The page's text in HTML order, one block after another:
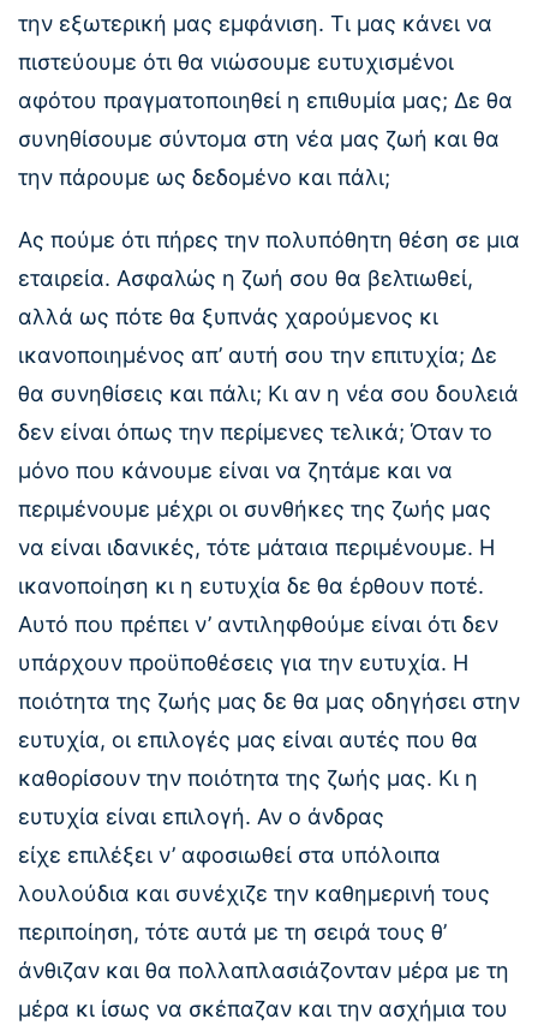
την εξωτερική μας εμφάνιση. Τι μας κάνει να
πιστεύουμε ότι θα νιώσουμε ευτυχισμένοι
αφότου πραγματοποιηθεί η επιθυμία μας; Δε θα
συνηθίσουμε σύντομα στη νέα μας ζωή και θα
την πάρουμε ως δεδομένο και πάλι;
Ας πούμε ότι πήρες την πολυπόθητη θέση σε μια
εταιρεία. Ασφαλώς η ζωή σου θα βελτιωθεί,
αλλά ως πότε θα ξυπνάς χαρούμενος κι
ικανοποιημένος απ’ αυτή σου την επιτυχία; Δε
θα συνηθίσεις και πάλι; Κι αν η νέα σου δουλειά
δεν είναι όπως την περίμενες τελικά; Όταν το
μόνο που κάνουμε είναι να ζητάμε και να
περιμένουμε μέχρι οι συνθήκες της ζωής μας
να είναι ιδανικές, τότε μάταια περιμένουμε. Η
ικανοποίηση κι η ευτυχία δε θα έρθουν ποτέ.
Αυτό που πρέπει ν’ αντιληφθούμε είναι ότι δεν
υπάρχουν προϋποθέσεις για την ευτυχία. Η
ποιότητα της ζωής μας δε θα μας οδηγήσει στην
ευτυχία, οι επιλογές μας είναι αυτές που θα
καθορίσουν την ποιότητα της ζωής μας. Κι η
ευτυχία είναι επιλογή. Αν ο άνδρας
είχε επιλέξει ν’ αφοσιωθεί στα υπόλοιπα
λουλούδια και συνέχιζε την καθημερινή τους
περιποίηση, τότε αυτά με τη σειρά τους θ’
άνθιζαν και θα πολλαπλασιάζονταν μέρα με τη
μέρα κι ίσως να σκέπαζαν και την ασχήμια του